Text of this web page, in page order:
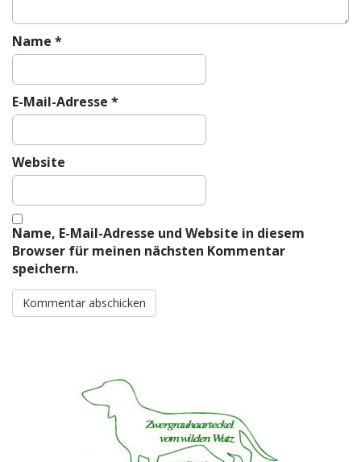
Name *
E-Mail-Adresse *
Website
Name, E-Mail-Adresse und Website in diesem
Browser für meinen nächsten Kommentar
speichern.